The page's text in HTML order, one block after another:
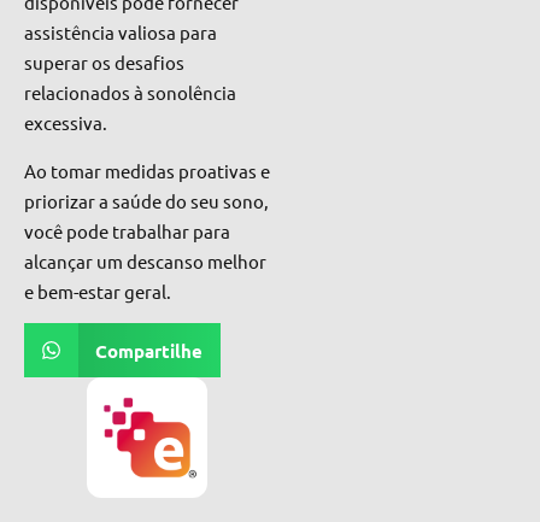
assistência valiosa para
superar os desafios
relacionados à sonolência
excessiva.
Ao tomar medidas proativas e
priorizar a saúde do seu sono,
você pode trabalhar para
alcançar um descanso melhor
e bem-estar geral.
Compartilhe